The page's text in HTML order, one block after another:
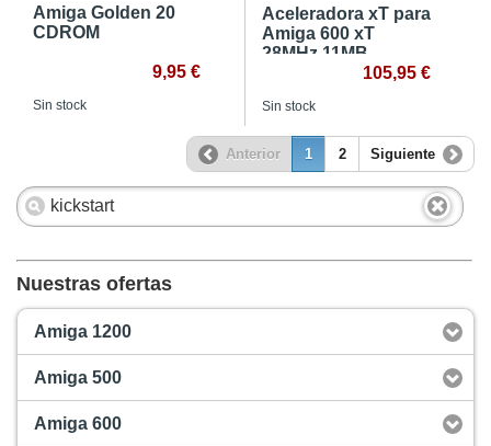
Amiga Golden 20
CDROM
9,95 €
Sin stock
Aceleradora xT para
Amiga 600 xT
28MHz 11MB
105,95 €
Sin stock
Anterior 1 2 Siguiente
Nuestras ofertas
Amiga 1200
Amiga 500
Amiga 600